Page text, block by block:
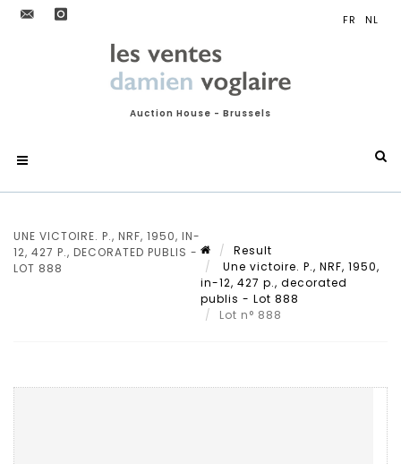
Auction House - Brussels
UNE VICTOIRE. P., NRF, 1950, IN-
12, 427 P., DECORATED PUBLIS -
LOT 888
Result
Une victoire. P., NRF, 1950,
in-12, 427 p., decorated
publis - Lot 888
Lot n° 888